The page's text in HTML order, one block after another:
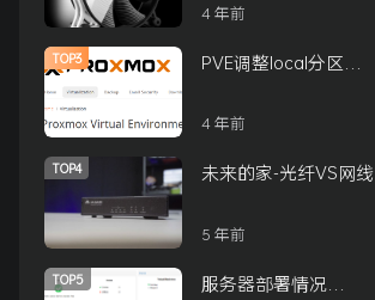
4 年前
TOP3
PVE调整local分区大
4 年前
TOP4 未来的家-光纤VS网线
5 年前
TOP5
服务器部署情况